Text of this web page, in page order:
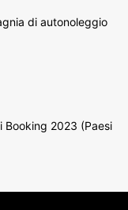
di autonoleggio
Booking 2023 (Paesi